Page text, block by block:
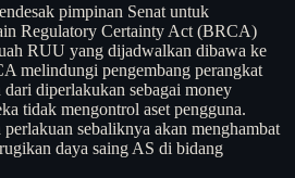
pimpinan Senat untuk
Regulatory Certainty Act (BRCA)
RUU yang dijadwalkan dibawa ke
melindungi pengembang perangkat
diperlakukan sebagai money
tidak mengontrol aset pengguna.
sebaliknya akan menghambat
daya saing AS di bidang